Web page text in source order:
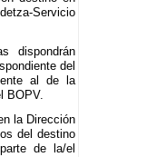
Servicio
dispondrán
del
al de la
BOPV.
la Dirección
del destino
de la/el